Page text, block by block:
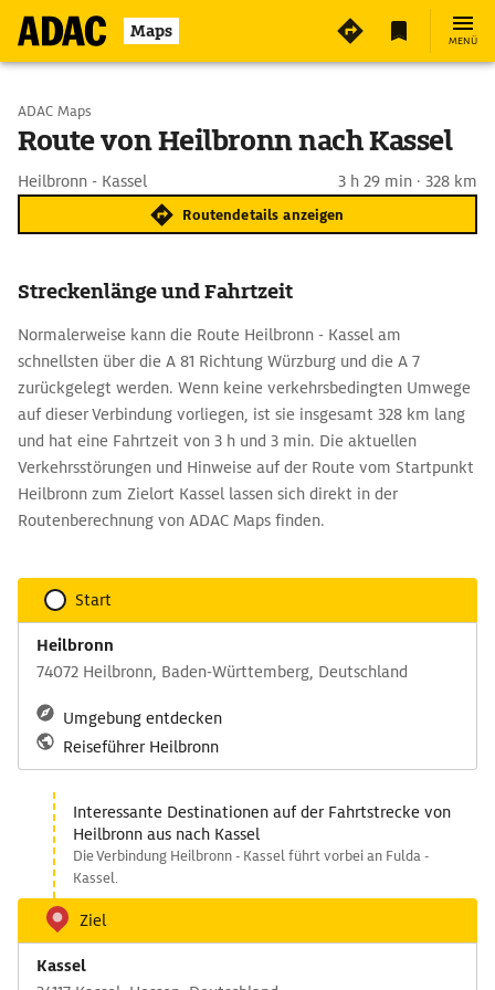
Maps MENÜ
Start wählen
ADAC Maps
Route von Heilbronn nach Kassel
Heilbronn - Kassel 3 h 29 min · 328 km
Routendetails anzeigen
Streckenlänge und Fahrtzeit
Normalerweise kann die Route Heilbronn - Kassel am
schnellsten über die A 81 Richtung Würzburg und die A 7
zurückgelegt werden. Wenn keine verkehrsbedingten Umwege
auf dieser Verbindung vorliegen, ist sie insgesamt 328 km lang
und hat eine Fahrtzeit von 3 h und 3 min. Die aktuellen
Verkehrsstörungen und Hinweise auf der Route vom Startpunkt
Heilbronn zum Zielort Kassel lassen sich direkt in der
Routenberechnung von ADAC Maps finden.
Start
Heilbronn
74072 Heilbronn, Baden-Württemberg, Deutschland
Umgebung entdecken
Reiseführer Heilbronn
Interessante Destinationen auf der Fahrtstrecke von
Heilbronn aus nach Kassel
Die Verbindung Heilbronn - Kassel führt vorbei an Fulda -
Kassel.
Ziel
Kassel